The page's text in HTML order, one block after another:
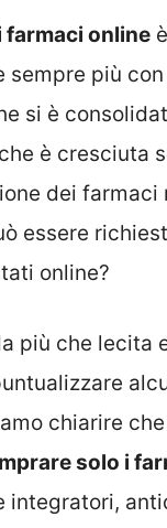
farmaci online
sempre più
si è
è cresciuta
dei farmaci
essere
online?
più che lecita
chiarire che
solo i
integratori,